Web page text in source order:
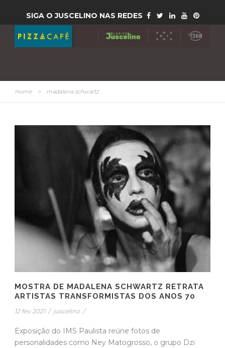
SIGA O JUSCELINO NAS REDES
Home > madalena schwartz
MOSTRA DE MADALENA SCHWARTZ RETRATA
ARTISTAS TRANSFORMISTAS DOS ANOS 70
12 fev 2021 / juscelino /
Exposição do IMS Paulista reúne fotos de
personalidades como Ney Matogrosso, o grupo Dzi